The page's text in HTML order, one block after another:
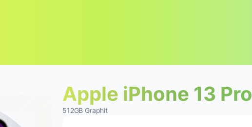
Apple iPhone 13 Pro
512GB Graphit